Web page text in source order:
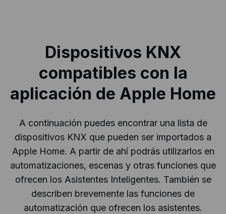
Dispositivos KNX
compatibles con la
aplicación de Apple Home
A continuación puedes encontrar una lista de
dispositivos KNX que pueden ser importados a
Apple Home. A partir de ahí podrás utilizarlos en
automatizaciones, escenas y otras funciones que
ofrecen los Asistentes Inteligentes. También se
describen brevemente las funciones de
automatización que ofrecen los asistentes.